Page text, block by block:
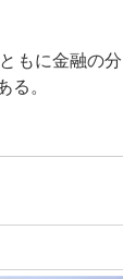
もに金融の分
。